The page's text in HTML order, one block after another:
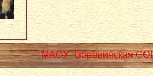
МАОУ "Боровинская